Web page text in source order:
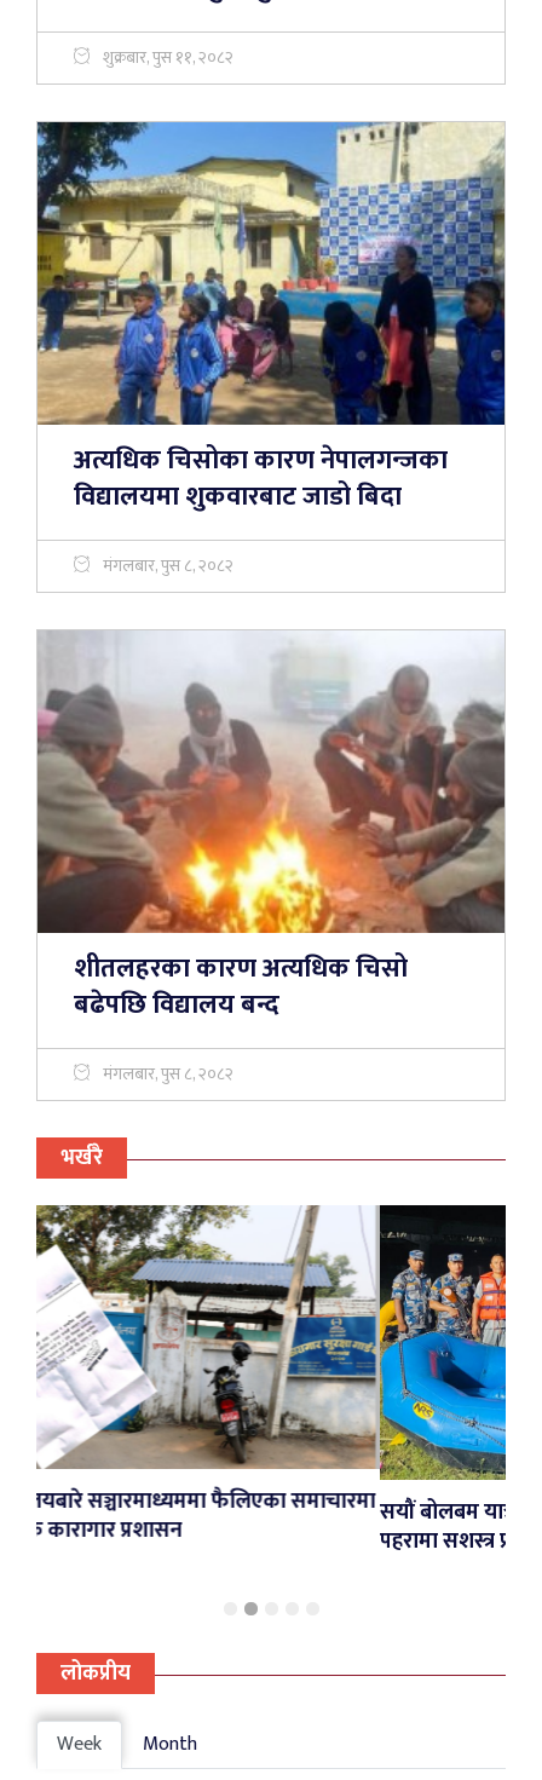
शुक्रबार, पुस ११, २०८२
अत्यधिक चिसोका कारण नेपालगन्जका
विद्यालयमा शुकवारबाट जाडो बिदा
मंगलबार, पुस ८, २०८२
शीतलहरका कारण अत्यधिक चिसो
बढेपछि विद्यालय बन्द
मंगलबार, पुस ८, २०८२
भर्खरै
फैलिएका समाचारमासयौं बोलबम यात्रीको सुरक्षाका लागि बाँकेको
पहरामा सशस्त्र प्रहरीको विपद् उद्धार टोली
लोकप्रीय
Week Month